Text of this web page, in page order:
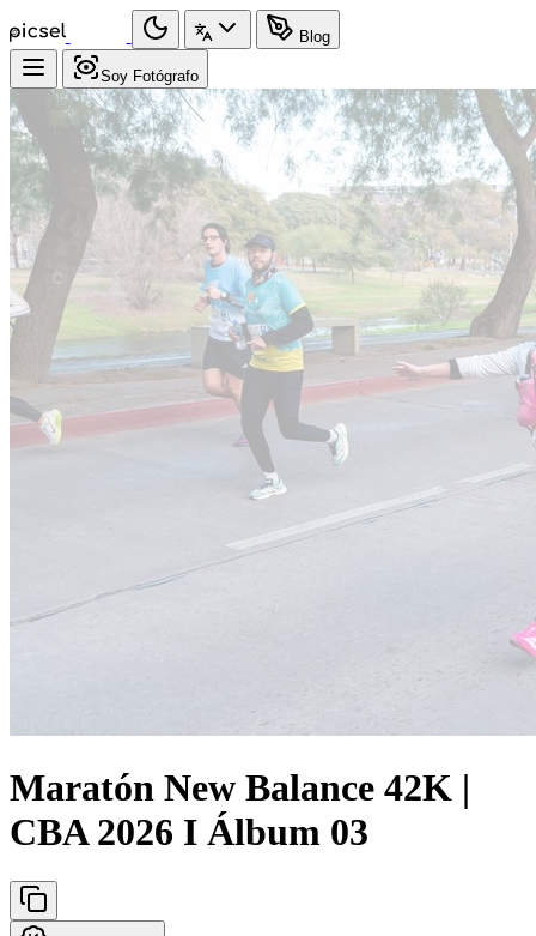
Blog
Soy Fotógrafo
Maratón New Balance 42K |
CBA 2026 I Álbum 03